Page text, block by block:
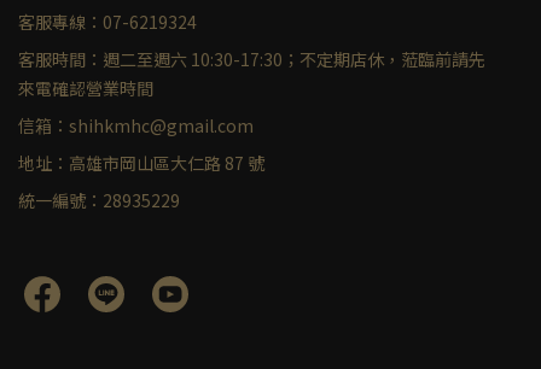
客服專線：07-6219324
客服時間：週二至週六 10:30-17:30；不定期店休，蒞臨前請先
來電確認營業時間
信箱：shihkmhc@gmail.com
地址：高雄市岡山區大仁路 87 號
統一編號：28935229